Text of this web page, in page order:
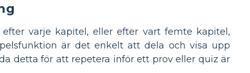
varje kapitel, eller efter vart femte kapitel,
är det enkelt att dela och visa upp
detta för att repetera inför ett prov eller quiz är